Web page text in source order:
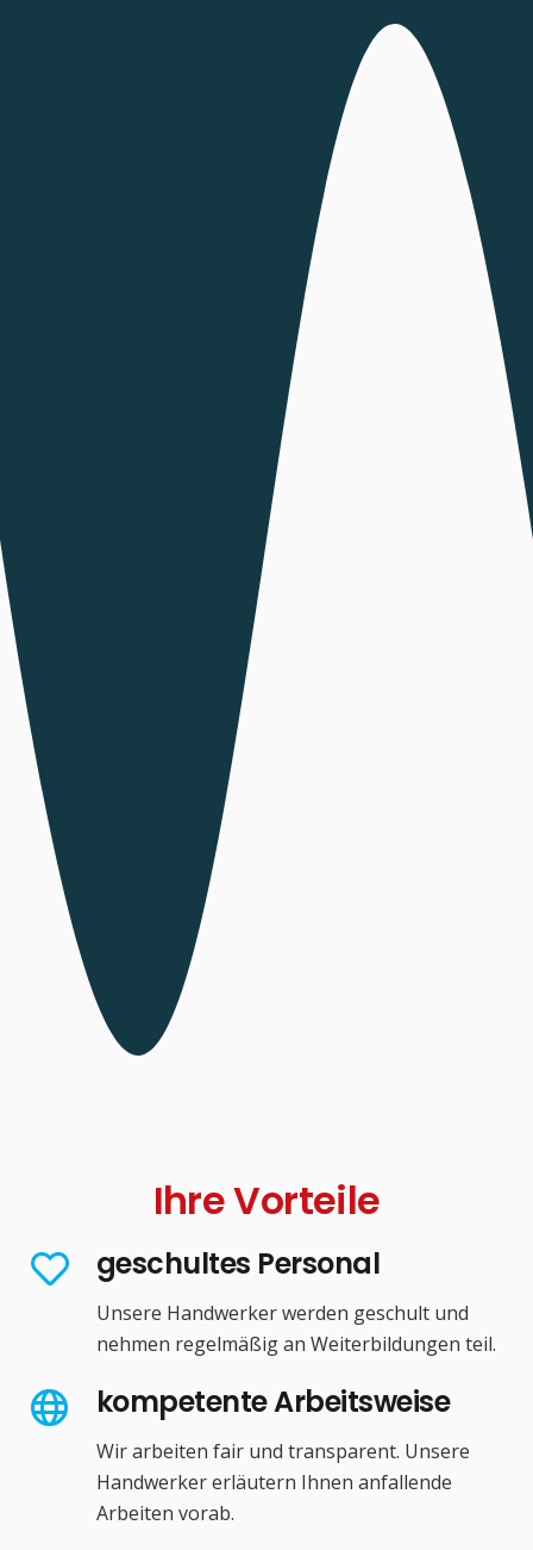
Ihre Vorteile
geschultes Personal
Unsere Handwerker werden geschult und
nehmen regelmäßig an Weiterbildungen teil.
kompetente Arbeitsweise
Wir arbeiten fair und transparent. Unsere
Handwerker erläutern Ihnen anfallende
Arbeiten vorab.